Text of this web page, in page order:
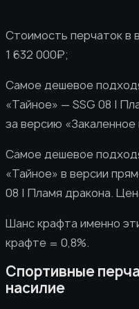
Стоимость перчаток в
1 632 000₽;
Самое дешевое
«Тайное» — SSG 08 |
за версию «Закаленное
Самое дешевое
«Тайное» в версии
08 | Пламя дракона.
Шанс крафта именно
крафте = 0,8%.
Спортивные
насилие